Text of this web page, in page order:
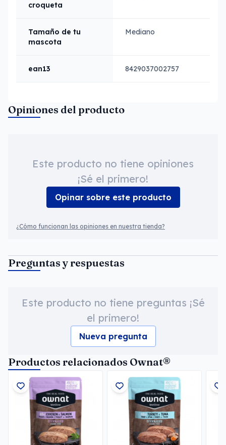
croqueta
Tamaño de tu
mascota
Mediano
ean13 8429037002757
Opiniones del producto
Este producto no tiene opiniones
¡Sé el primero!
Opinar sobre este producto
¿Cómo funcionan las opiniones en nuestra tienda?
Preguntas y respuestas
Este producto no tiene preguntas ¡Sé
el primero!
Nueva pregunta
Productos relacionados Ownat®